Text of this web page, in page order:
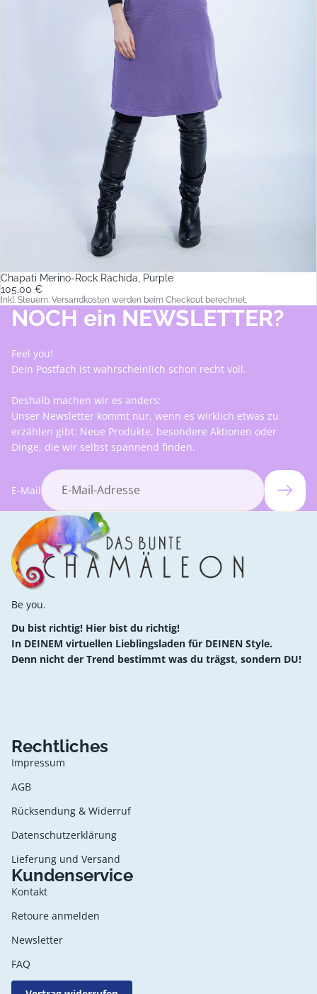
Chapati Merino-Rock Rachida, Purple
105,00 €
Inkl. Steuern. Versandkosten werden beim Checkout berechnet.
NOCH ein NEWSLETTER?
Feel you!
Dein Postfach ist wahrscheinlich schon recht voll.
Deshalb machen wir es anders:
Unser Newsletter kommt nur, wenn es wirklich etwas zu
erzählen gibt: Neue Produkte, besondere Aktionen oder
Dinge, die wir selbst spannend finden.
E-Mail
Be you.
Du bist richtig! Hier bist du richtig!
In DEINEM virtuellen Lieblingsladen für DEINEN Style.
Denn nicht der Trend bestimmt was du trägst, sondern DU!
Rechtliches
Impressum
AGB
Rücksendung & Widerruf
Datenschutzerklärung
Lieferung und Versand
Kundenservice
Kontakt
Retoure anmelden
Newsletter
FAQ